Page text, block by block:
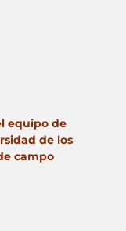
equipo de
de los
campo